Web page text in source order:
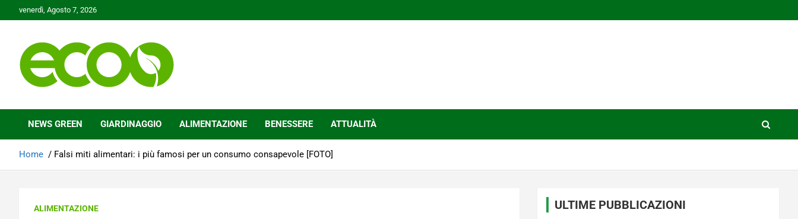
to
venerdì, Agosto 7, 2026
Ecoo.it
NEWS GREEN GIARDINAGGIO ALIMENTAZIONE BENESSERE ATTUALITÀ
Home Falsi miti alimentari: i più famosi per un consumo consapevole [FOTO]
ALIMENTAZIONE ULTIME PUBBLICAZIONI